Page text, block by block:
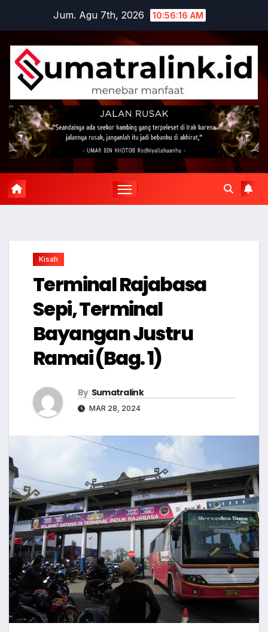
content
Jum. Agu 7th, 2026 10:56:17 AM
Kisah
Terminal Rajabasa
Sepi, Terminal
Bayangan Justru
Ramai (Bag. 1)
By Sumatralink
MAR 28, 2024